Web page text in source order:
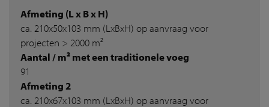
Afmeting (L x B x H)
ca. 210x50x103 mm (LxBxH) op aanvraag voor
projecten > 2000 m²
Aantal / m² met een traditionele voeg
91
Afmeting 2
ca. 210x67x103 mm (LxBxH) op aanvraag voor